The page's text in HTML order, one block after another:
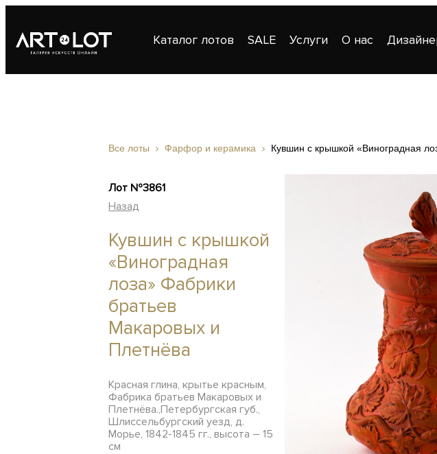
Каталог лотов SALE Услуги О нас
Все лоты Фарфор и керамика Кувшин с крышкой «Виноградная
Лот №3861
Назад
Кувшин с крышкой
«Виноградная
лоза» Фабрики
братьев
Макаровых и
Плетнёва
Красная глина, крытье красным,
Фабрика братьев Макаровых и
Плетнёва.,Петербургская губ.,
Шлиссельбургский уезд, д.
Морье, 1842-1845 гг., высота – 15
см